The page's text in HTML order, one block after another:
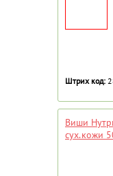
Штрих код:
Виши
сух.кожи